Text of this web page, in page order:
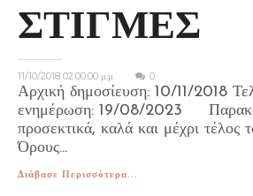
ΣΤΙΓΜΕΣ
11/10/2018 02:00:00 μ.μ. 0
Αρχική δημοσίευση: 10/11/2018
ενημέρωση: 19/08/2023
προσεκτικά, καλά και μέχρι τέλος
Όρους...
Διάβασε Περισσότερα...